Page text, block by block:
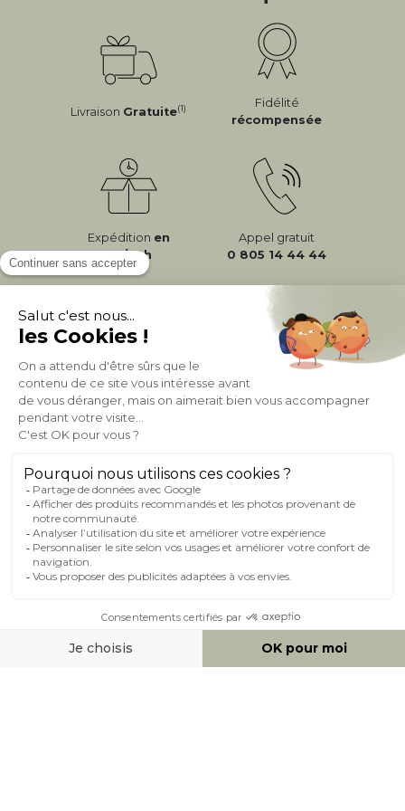
Livraison Gratuite(1)
Fidélité
récompensée
Expédition en
24/72h
Appel gratuit
0 805 14 44 44
À PROPOS DE MILIBOO
AIDE & CONTACT